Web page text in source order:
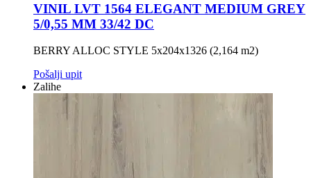
VINIL LVT 1564 ELEGANT MEDIUM GREY
5/0,55 MM 33/42 DC
BERRY ALLOC STYLE 5x204x1326 (2,164 m2)
Pošalji upit
Zalihe